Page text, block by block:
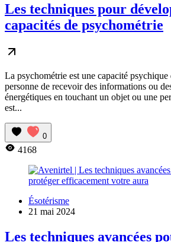
Les techniques pour
capacités de psychométrie
La psychométrie est une capacité
personne de recevoir des informations ou
énergétiques en touchant un objet ou une
est...
0
4168
Ésotérisme
21 mai 2024
Les techniques avancées